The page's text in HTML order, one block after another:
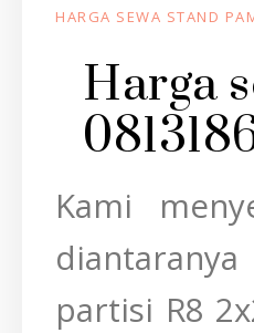
HARGA SEWA STAND
Harga
Kami
partisi R8